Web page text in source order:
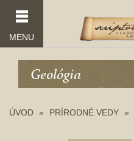
MENU
Geológia
ÚVOD PRÍRODNÉ VEDY